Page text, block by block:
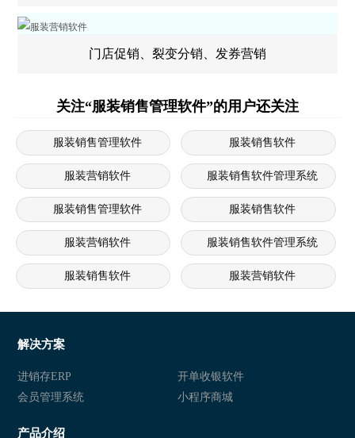
门店促销、裂变分销、发券营销
关注“服装销售管理软件”的用户还关注
服装销售管理软件 服装销售软件
服装营销软件 服装销售软件管理系统
服装销售管理软件 服装销售软件
服装营销软件 服装销售软件管理系统
服装销售软件 服装营销软件
服装销售软件管理系统 服装销售软件
服装销售软件管理系统
服装销售软件管理系统 服装销售软件
解决方案
进销存ERP
开单收银软件
会员管理系统
小程序商城
产品介绍